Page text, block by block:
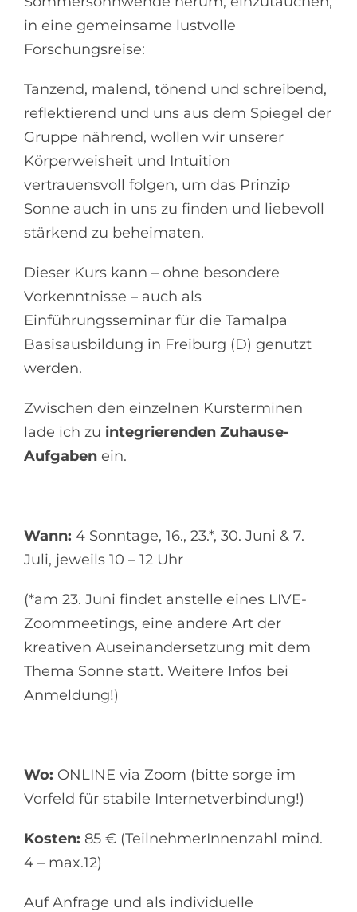
in eine gemeinsame lustvolle
Forschungsreise:
Tanzend, malend, tönend und schreibend,
reflektierend und uns aus dem Spiegel der
Gruppe nährend, wollen wir unserer
Körperweisheit und Intuition
vertrauensvoll folgen, um das Prinzip
Sonne auch in uns zu finden und liebevoll
stärkend zu beheimaten.
Dieser Kurs kann – ohne besondere
Vorkenntnisse – auch als
Einführungsseminar für die Tamalpa
Basisausbildung in Freiburg (D) genutzt
werden.
Zwischen den einzelnen Kursterminen
lade ich zu integrierenden Zuhause-
Aufgaben ein.
Wann: 4 Sonntage, 16., 23.*, 30. Juni & 7.
Juli, jeweils 10 – 12 Uhr
(*am 23. Juni findet anstelle eines LIVE-
Zoommeetings, eine andere Art der
kreativen Auseinandersetzung mit dem
Thema Sonne statt. Weitere Infos bei
Anmeldung!)
Wo: ONLINE via Zoom (bitte sorge im
Vorfeld für stabile Internetverbindung!)
Kosten: 85 € (TeilnehmerInnenzahl mind.
4 – max.12)
Auf Anfrage und als individuelle